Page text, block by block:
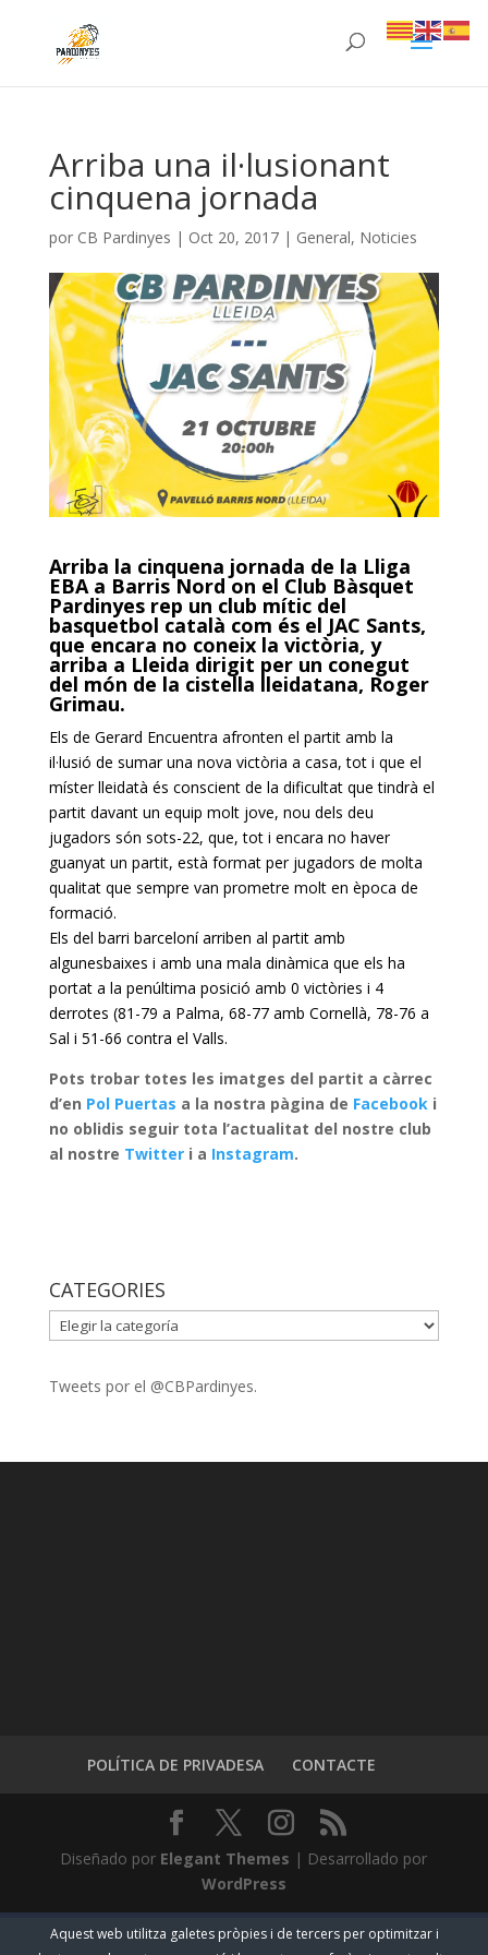
Arriba una il·lusionant
cinquena jornada
por CB Pardinyes | Oct 20, 2017| General, Noticies
Arriba la cinquena jornada de la Lliga
EBA a Barris Nord on el Club Bàsquet
Pardinyes rep un club mític del
basquetbol català com és el JAC Sants,
que encara no coneix la victòria, y
arriba a Lleida dirigit per un conegut
del món de la cistella lleidatana, Roger
Grimau.
Els de Gerard Encuentra afronten el partit amb la
il·lusió de sumar una nova victòria a casa, tot i que el
míster lleidatà és conscient de la dificultat que tindrà el
partit davant un equip molt jove, nou dels deu
jugadors són sots-22, que, tot i encara no haver
guanyat un partit, està format per jugadors de molta
qualitat que sempre van prometre molt en època de
formació.
Els del barri barceloní arriben al partit amb
algunesbaixes i amb una mala dinàmica que els ha
portat a la penúltima posició amb 0 victòries i 4
derrotes (81-79 a Palma, 68-77 amb Cornellà, 78-76 a
Sal i 51-66 contra el Valls.
Pots trobar totes les imatges del partit a càrrec
d’en Pol Puertas a la nostra pàgina de Facebooki
no oblidis seguir tota l’actualitat del nostre club
al nostre Twitteri a Instagram.
CATEGORIES
CATEGORIES
Tweets por el @CBPardinyes.
POLÍTICA DE PRIVADESA CONTACTE
Diseñado por Elegant Themes | Desarrollado por
WordPress
Aquest web utilitza galetes pròpies i de tercers per optimitzar i